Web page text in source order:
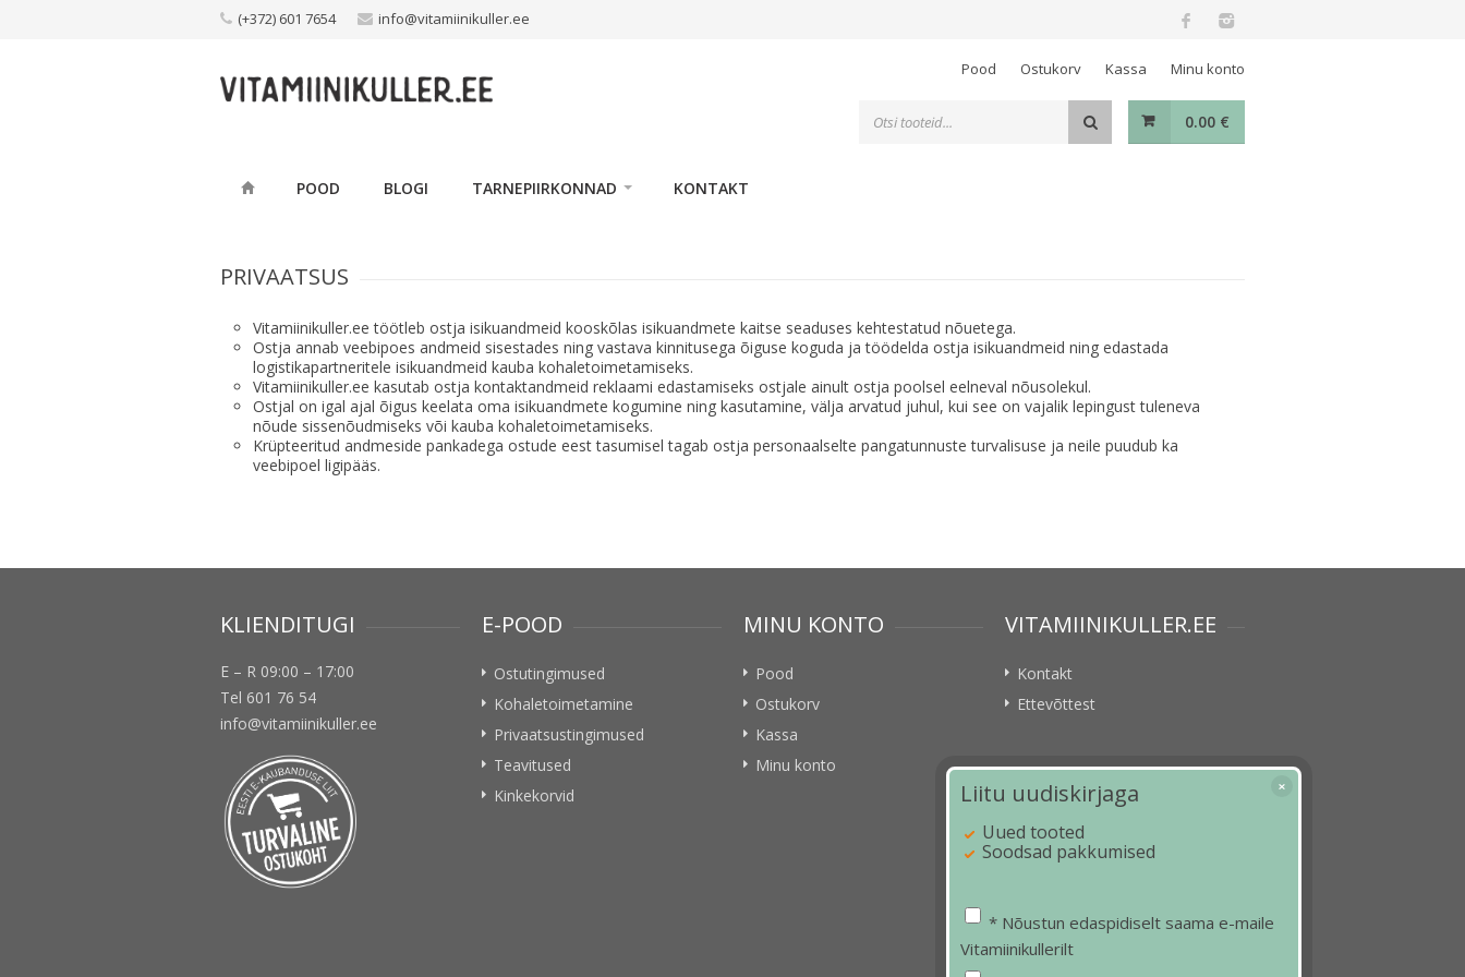
(+372) 601 7654 info@vitamiinikuller.ee
Pood Ostukorv Kassa Minu konto
0.00 €
POOD BLOGI TARNEPIIRKONNAD KONTAKT
PRIVAATSUS
Vitamiinikuller.ee töötleb ostja isikuandmeid kooskõlas isikuandmete kaitse seaduses kehtestatud nõuetega.
Ostja annab veebipoes andmeid sisestades ning vastava kinnitusega õiguse koguda ja töödelda ostja isikuandmeid ning edastada
logistikapartneritele isikuandmeid kauba kohaletoimetamiseks.
Vitamiinikuller.ee kasutab ostja kontaktandmeid reklaami edastamiseks ostjale ainult ostja poolsel eelneval nõusolekul.
Ostjal on igal ajal õigus keelata oma isikuandmete kogumine ning kasutamine, välja arvatud juhul, kui see on vajalik lepingust tuleneva
nõude sissenõudmiseks või kauba kohaletoimetamiseks.
Krüpteeritud andmeside pankadega ostude eest tasumisel tagab ostja personaalselte pangatunnuste turvalisuse ja neile puudub ka
veebipoel ligipääs.
KLIENDITUGI
E – R 09:00 – 17:00
Tel 601 76 54
info@vitamiinikuller.ee
E-POOD
Ostutingimused
Kohaletoimetamine
Privaatsustingimused
Teavitused
Kinkekorvid
MINU KONTO
Pood
Ostukorv
Kassa
Minu konto
VITAMIINIKULLER.EE
Kontakt
Ettevõttest
Liitu uudiskirjaga
Uued tooted
Soodsad pakkumised
* Nõustun edaspidiselt saama e-maile
Vitamiinikullerilt